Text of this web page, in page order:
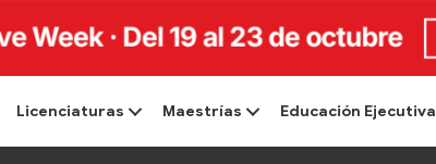
Licenciaturas Maestrías Educación Ejecutiva